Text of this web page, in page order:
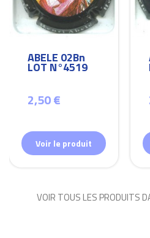
ABELE 02Bn
LOT N°4519
2,50 €
Voir le produit
VOIR TOUS LES PRODUITS